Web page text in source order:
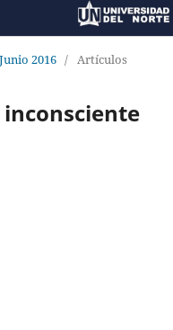
2016 / Artículos